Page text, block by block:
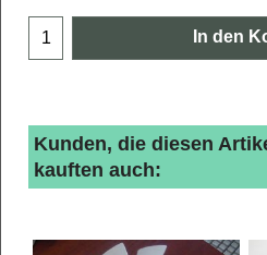
In den
Kunden, die diesen
kauften auch: